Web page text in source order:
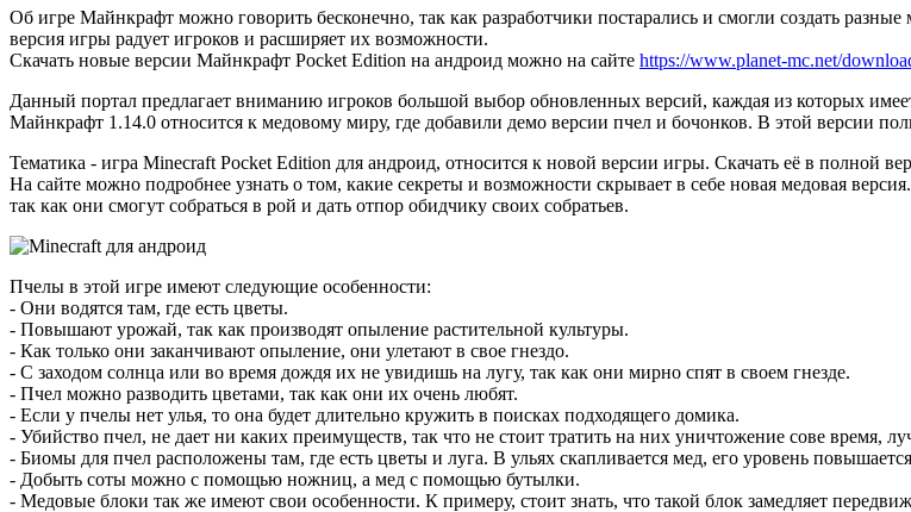
Об игре Майнкрафт можно говорить бесконечно, так как разработчики постарались и смогли создать
версия игры радует игроков и расширяет их возможности.
Скачать новые версии Майнкрафт Pocket Edition на андроид можно на сайте https://www.planet-mc.net/
Данный портал предлагает вниманию игроков большой выбор обновленных версий, каждая из которых
Майнкрафт 1.14.0 относится к медовому миру, где добавили демо версии пчел и бочонков. В этой версии
Тематика - игра Minecraft Pocket Edition для андроид, относится к новой версии игры. Скачать её в полной
На сайте можно подробнее узнать о том, какие секреты и возможности скрывает в себе новая медовая
так как они смогут собраться в рой и дать отпор обидчику своих собратьев.
Пчелы в этой игре имеют следующие особенности:
- Они водятся там, где есть цветы.
- Повышают урожай, так как производят опыление растительной культуры.
- Как только они заканчивают опыление, они улетают в свое гнездо.
- С заходом солнца или во время дождя их не увидишь на лугу, так как они мирно спят в своем гнезде.
- Пчел можно разводить цветами, так как они их очень любят.
- Если у пчелы нет улья, то она будет длительно кружить в поисках подходящего домика.
- Убийство пчел, не дает ни каких преимуществ, так что не стоит тратить на них уничтожение сове время,
- Биомы для пчел расположены там, где есть цветы и луга. В ульях скапливается мед, его уровень
- Добыть соты можно с помощью ножниц, а мед с помощью бутылки.
- Медовые блоки так же имеют свои особенности. К примеру, стоит знать, что такой блок замедляет